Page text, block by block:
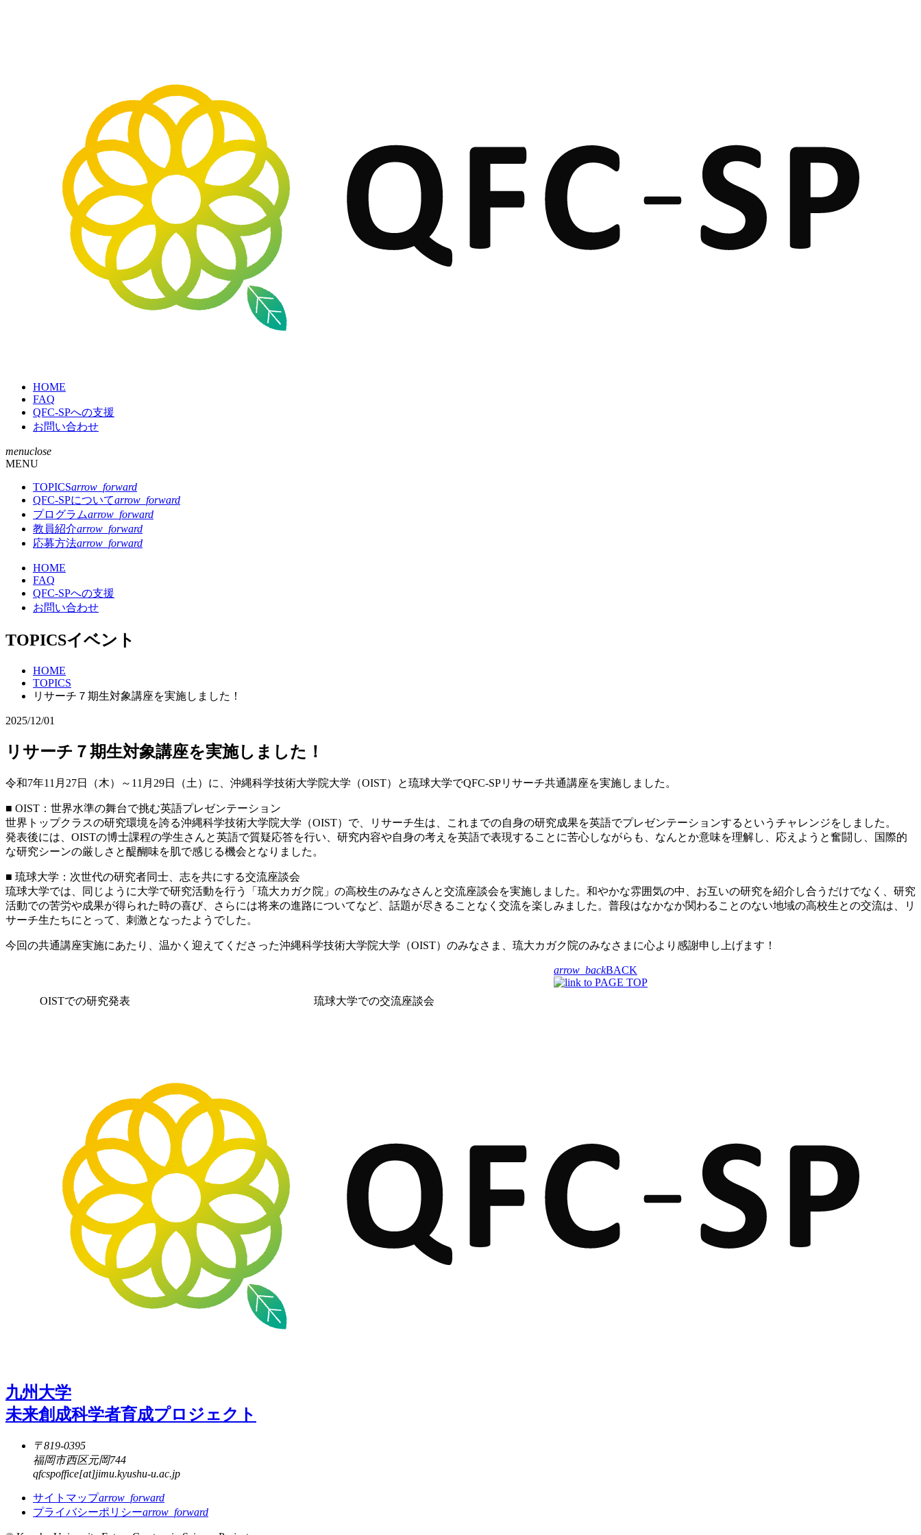
HOME
FAQ
QFC-SPへの支援
お問い合わせ
menuclose
MENU
TOPICSarrow_forward
QFC-SPについてarrow_forward
プログラムarrow_forward
教員紹介arrow_forward
応募方法arrow_forward
HOME
FAQ
QFC-SPへの支援
お問い合わせ
TOPICSイベント
HOME
TOPICS
リサーチ７期生対象講座を実施しました！
2025/12/01
リサーチ７期生対象講座を実施しました！
令和7年11月27日（木）～11月29日（土）に、沖縄科学技術大学院大学（OIST）と琉球大学でQFC-SPリサーチ共通講座を実施しました。
■ OIST：世界水準の舞台で挑む英語プレゼンテーション
世界トップクラスの研究環境を誇る沖縄科学技術大学院大学（OIST）で、リサーチ生は、これまでの自身の研究成果を英語でプレゼンテーションするというチャレンジをしました。
発表後には、OISTの博士課程の学生さんと英語で質疑応答を行い、研究内容や自身の考えを英語で表現することに苦心しながらも、なんとか意味を理解し、応えようと奮闘し、国際的
な研究シーンの厳しさと醍醐味を肌で感じる機会となりました。
■ 琉球大学：次世代の研究者同士、志を共にする交流座談会
琉球大学では、同じように大学で研究活動を行う「琉大カガク院」の高校生のみなさんと交流座談会を実施しました。和やかな雰囲気の中、お互いの研究を紹介し合うだけでなく、研究
活動での苦労や成果が得られた時の喜び、さらには将来の進路についてなど、話題が尽きることなく交流を楽しみました。普段はなかなか関わることのない地域の高校生との交流は、リ
サーチ生たちにとって、刺激となったようでした。
今回の共通講座実施にあたり、温かく迎えてくださった沖縄科学技術大学院大学（OIST）のみなさま、琉大カガク院のみなさまに心より感謝申し上げます！
OISTでの研究発表 琉球大学での交流座談会
arrow_backBACK
九州大学
未来創成科学者育成プロジェクト
〒819-0395
福岡市西区元岡744
qfcspoffice[at]jimu.kyushu-u.ac.jp
サイトマップarrow_forward
プライバシーポリシーarrow_forward